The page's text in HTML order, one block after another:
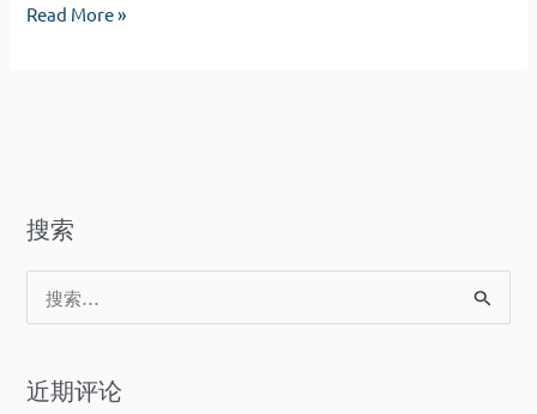
时
难
以
令
怀
的
关
的
难
释
Read More »
搜索
索
近期评论